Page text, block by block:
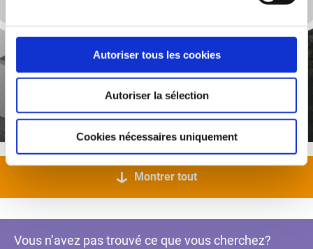
Autoriser tous les cookies
Autoriser la sélection
Cookies nécessaires uniquement
Receveurs prêts à carreler pour douche à
l'italienne
Montrer tout
Vous n’avez pas trouvé ce que vous cherchez?